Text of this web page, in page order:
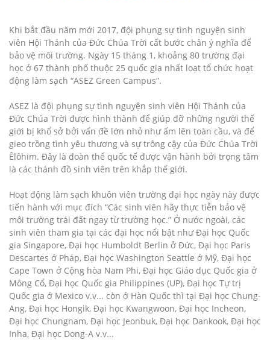
Khi bắt đầu năm mới 2017, đội phụng sự tình nguyện sinh
viên Hội Thánh của Đức Chúa Trời cất bước chân ý nghĩa để
bảo vệ môi trường. Ngày 15 tháng 1, khoảng 80 trường đại
học ở 67 thành phố thuộc 25 quốc gia nhất loạt tổ chức hoạt
động làm sạch “ASEZ Green Campus”.
ASEZ là đội phụng sự tình nguyện sinh viên Hội Thánh của
Đức Chúa Trời được hình thành để giúp đỡ những người thế
giới bị khổ sở bởi vấn đề lớn nhỏ như ấm lên toàn cầu, và để
gieo trồng tình yêu thương và sự trông cậy của Đức Chúa Trời
Êlôhim. Đây là đoàn thể quốc tế được vận hành bởi trọng tâm
là các thánh đồ sinh viên trên khắp thế giới.
Hoạt động làm sạch khuôn viên trường đại học ngày này được
tiến hành với mục đích “Các sinh viên hãy thực tiễn bảo vệ
môi trường trái đất ngay từ trường học.” Ở nước ngoài, các
sinh viên tham gia tại các đại học nổi bật như Đại học Quốc
gia Singapore, Đại học Humboldt Berlin ở Đức, Đại học Paris
Descartes ở Pháp, Đại học Washington Seattle ở Mỹ, Đại học
Cape Town ở Cộng hòa Nam Phi, Đại học Giáo dục Quốc gia ở
Mông Cổ, Đại học Quốc gia Philippines (UP), Đại học Tự trị
Quốc gia ở Mexico v.v... còn ở Hàn Quốc thì tại Đại học Chung-
Ang, Đại học Hongik, Đại học Kwangwoon, Đại học Incheon,
Đại học Chungnam, Đại học Jeonbuk, Đại học Dankook, Đại học
Inha, Đại học Dong-A v.v...